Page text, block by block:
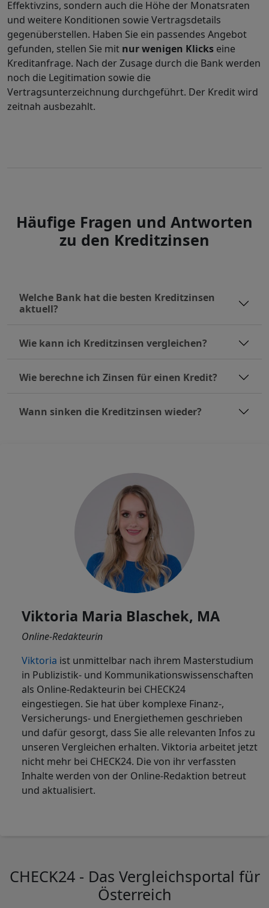
Effektivzins, sondern auch die Höhe der Monatsraten
und weitere Konditionen sowie Vertragsdetails
gegenüberstellen. Haben Sie ein passendes Angebot
gefunden, stellen Sie mit nur wenigen Klicks eine
Kreditanfrage. Nach der Zusage durch die Bank werden
noch die Legitimation sowie die
Vertragsunterzeichnung durchgeführt. Der Kredit wird
zeitnah ausbezahlt.
Häufige Fragen und Antworten
zu den Kreditzinsen
Welche Bank hat die besten Kreditzinsen
aktuell?
Wie kann ich Kreditzinsen vergleichen?
Wie berechne ich Zinsen für einen Kredit?
Wann sinken die Kreditzinsen wieder?
Viktoria Maria Blaschek, MA
Online-Redakteurin
Viktoria ist unmittelbar nach ihrem Masterstudium
in Publizistik- und Kommunikationswissenschaften
als Online-Redakteurin bei CHECK24
eingestiegen. Sie hat über komplexe Finanz-,
Versicherungs- und Energiethemen geschrieben
und dafür gesorgt, dass Sie alle relevanten Infos zu
unseren Vergleichen erhalten. Viktoria arbeitet jetzt
nicht mehr bei CHECK24. Die von ihr verfassten
Inhalte werden von der Online-Redaktion betreut
und aktualisiert.
CHECK24 - Das Vergleichsportal für
Österreich